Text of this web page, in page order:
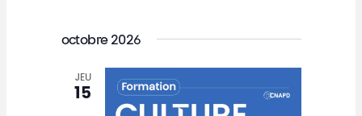
octobre 2026
JEU
15